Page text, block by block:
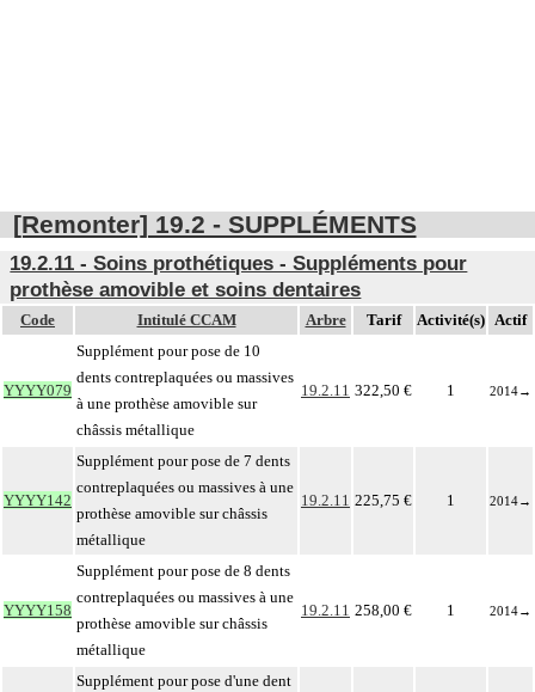
[Remonter] 19.2 - SUPPLÉMENTS
19.2.11 - Soins prothétiques - Suppléments pour
prothèse amovible et soins dentaires
Code Intitulé CCAM Arbre Tarif Activité(s) Actif
YYYY079
Supplément pour pose de 10
dents contreplaquées ou massives
à une prothèse amovible sur
châssis métallique
19.2.11 322,50 € 1 2014→
YYYY142
Supplément pour pose de 7 dents
contreplaquées ou massives à une
prothèse amovible sur châssis
métallique
19.2.11 225,75 € 1 2014→
YYYY158
Supplément pour pose de 8 dents
contreplaquées ou massives à une
prothèse amovible sur châssis
métallique
19.2.11 258,00 € 1 2014→
Supplément pour pose d'une dent